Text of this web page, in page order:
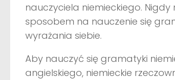
nauczyciela niemieckiego.
sposobem na nauczenie się
wyrażania siebie.
Aby nauczyć się gramatyki
angielskiego, niemieckie